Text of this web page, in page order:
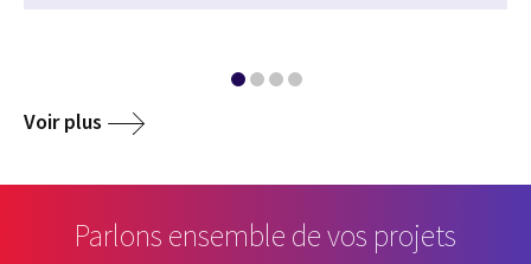
Voir plus
Parlons ensemble de vos projets